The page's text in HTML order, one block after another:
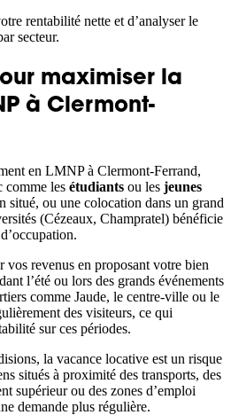
rentabilité nette et d’analyser le
secteur.
maximiser la
à Clermont-
en LMNP à Clermont-Ferrand,
comme les étudiants ou les jeunes
situé, ou une colocation dans un grand
(Cézeaux, Champratel) bénéficie
vos revenus en proposant votre bien
l’été ou lors des grands événements
comme Jaude, le centre-ville ou le
des visiteurs, ce qui
sur ces périodes.
la vacance locative est un risque
situés à proximité des transports, des
supérieur ou des zones d’emploi
demande plus régulière.